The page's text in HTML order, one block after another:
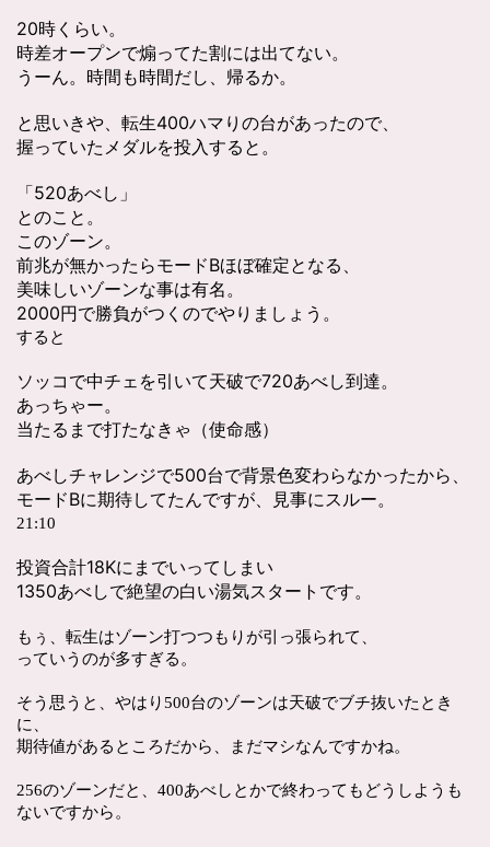
20時くらい。
時差オープンで煽ってた割には出てない。
うーん。時間も時間だし、帰るか。
と思いきや、転生400ハマりの台があったので、
握っていたメダルを投入すると。
「520あべし」
とのこと。
このゾーン。
前兆が無かったらモードBほぼ確定となる、
美味しいゾーンな事は有名。
2000円で勝負がつくのでやりましょう。
すると
ソッコで中チェを引いて天破で720あべし到達。
あっちゃー。
当たるまで打たなきゃ（使命感）
あべしチャレンジで500台で背景色変わらなかったから、
モードBに期待してたんですが、見事にスルー。
21:10
投資合計18Kにまでいってしまい
1350あべしで絶望の白い湯気スタートです。
もぅ、転生はゾーン打つつもりが引っ張られて、
っていうのが多すぎる。
そう思うと、やはり500台のゾーンは天破でブチ抜いたとき
に、
期待値があるところだから、まだマシなんですかね。
256のゾーンだと、400あべしとかで終わってもどうしようも
ないですから。